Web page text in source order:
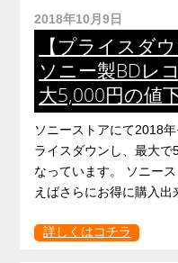
2018年10月9日
【プライスダ
ソニー製BDレ
大5,000円の値
ソニーストアにて2018
ライスダウンし、最大
なっています。 ソニー
えばさらにお得に購入出
詳しくはコチラ